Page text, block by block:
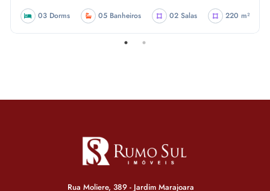
03 Dorms 05 Banheiros 02 Salas 220 m²
Rua Moliere, 389 - Jardim Marajoara